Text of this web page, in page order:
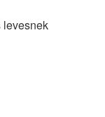
levesnek